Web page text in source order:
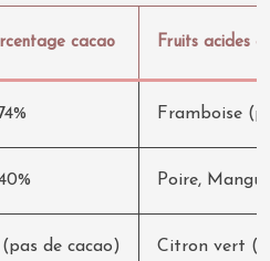
cacao Fruits acides
Framboise
Poire,
de cacao) Citron vert